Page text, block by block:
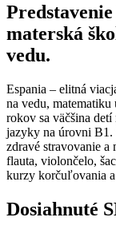
materská
vedu.
Espania – elitná
na vedu,
rokov sa väčšina
jazyky na úrovni B1.
zdravé stravovanie
flauta, violončelo,
kurzy korčuľovania
Dosiahnuté